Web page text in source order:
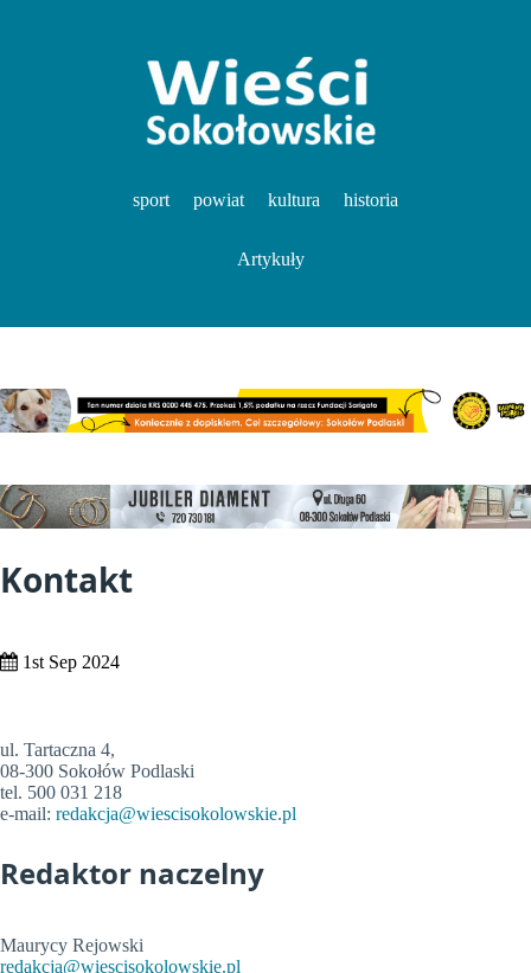
sport powiat kultura historia
Artykuły
Kontakt
1st Sep 2024
ul. Tartaczna 4,
08-300 Sokołów Podlaski
tel. 500 031 218
e-mail: redakcja@wiescisokolowskie.pl
Redaktor naczelny
Maurycy Rejowski
redakcja@wiescisokolowskie.pl